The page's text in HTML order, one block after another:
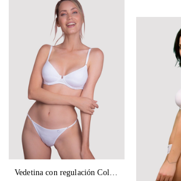
Vedetina con regulación Colores-2064